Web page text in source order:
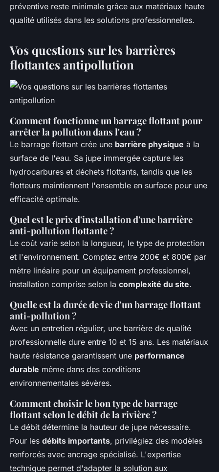
préventive reste minimale grâce aux matériaux haute
qualité utilisés dans les solutions professionnelles.
Vos questions sur les barrières
flottantes antipollution
Comment fonctionne un barrage flottant pour
arrêter la pollution dans l'eau ?
Le barrage flottant crée une barrière physique à la
surface de l'eau. Sa jupe immergée capture les
hydrocarbures et déchets flottants, tandis que les
flotteurs maintiennent l'ensemble en surface pour une
efficacité optimale.
Quel est le prix d'installation d'une barrière
anti-pollution flottante ?
Le coût varie selon la longueur, le type de protection
et l'environnement. Comptez entre 200€ et 800€ par
mètre linéaire pour un équipement professionnel,
installation comprise selon la complexité du site.
Quelle est la durée de vie d'un barrage flottant
anti-pollution ?
Avec un entretien régulier, une barrière de qualité
professionnelle dure entre 10 et 15 ans. Les matériaux
haute résistance garantissent une performance
durable même dans des conditions
environnementales sévères.
Comment choisir le bon type de barrage
flottant selon le débit de la rivière ?
Le débit détermine la hauteur de jupe nécessaire.
Pour les débits importants, privilégiez des modèles
renforcés avec ancrage spécialisé. L'expertise
technique permet d'adapter la solution aux